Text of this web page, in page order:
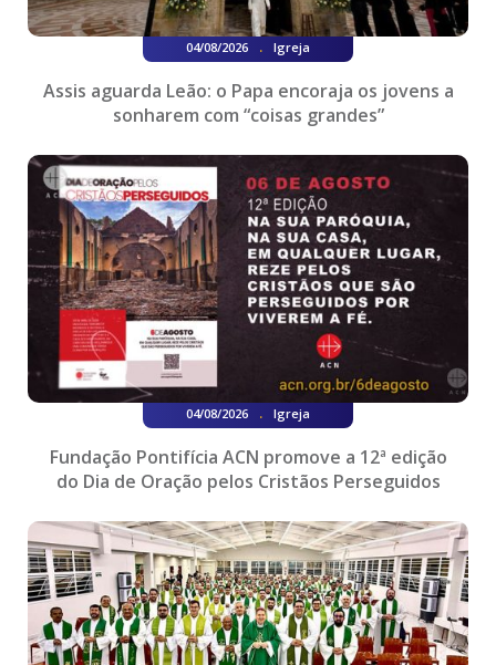
04/08/2026 . Igreja
Assis aguarda Leão: o Papa encoraja os jovens a
sonharem com “coisas grandes”
04/08/2026 . Igreja
Fundação Pontifícia ACN promove a 12ª edição
do Dia de Oração pelos Cristãos Perseguidos